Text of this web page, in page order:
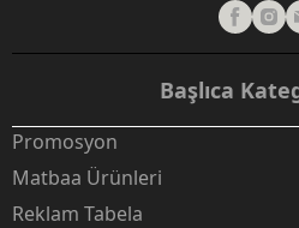
Başlıca
Promosyon
Matbaa Ürünleri
Reklam Tabela